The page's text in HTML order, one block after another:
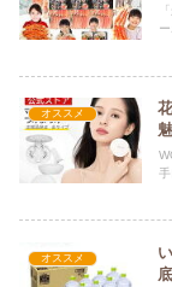
オススメ
オススメ